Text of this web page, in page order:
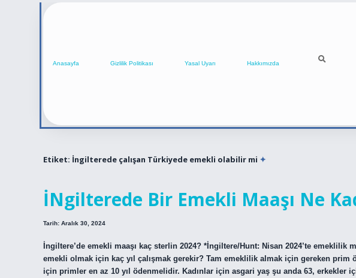
Anasayfa Gizlilik Politikası Yasal Uyarı Hakkımızda
Etiket: İngilterede çalışan Türkiyede emekli olabilir mi
İNgilterede Bir Emekli Maaşı Ne
Tarih: Aralık 30, 2024
İngiltere’de emekli maaşı kaç sterlin 2024? *İngiltere/Hunt: Nisan 2024’te emeklilik
emekli olmak için kaç yıl çalışmak gerekir? Tam emeklilik almak için gereken prim
için primler en az 10 yıl ödenmelidir. Kadınlar için asgari yaş şu anda 63, erkekler